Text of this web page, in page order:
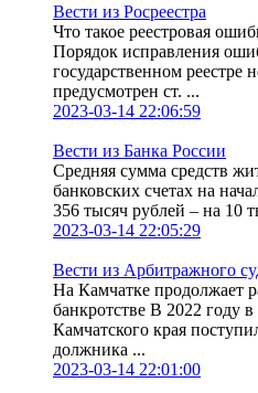
Вести из Росреестра
Что такое реестровая
Порядок исправления
государственном
предусмотрен ст. ...
2023-03-14 22:06:59
Вести из Банка России
Средняя сумма средств
банковских счетах на
356 тысяч рублей – на 10
2023-03-14 22:05:29
Вести из Арбитражного
На Камчатке продолжает
банкротстве В 2022 году
Камчатского края
должника ...
2023-03-14 22:01:00